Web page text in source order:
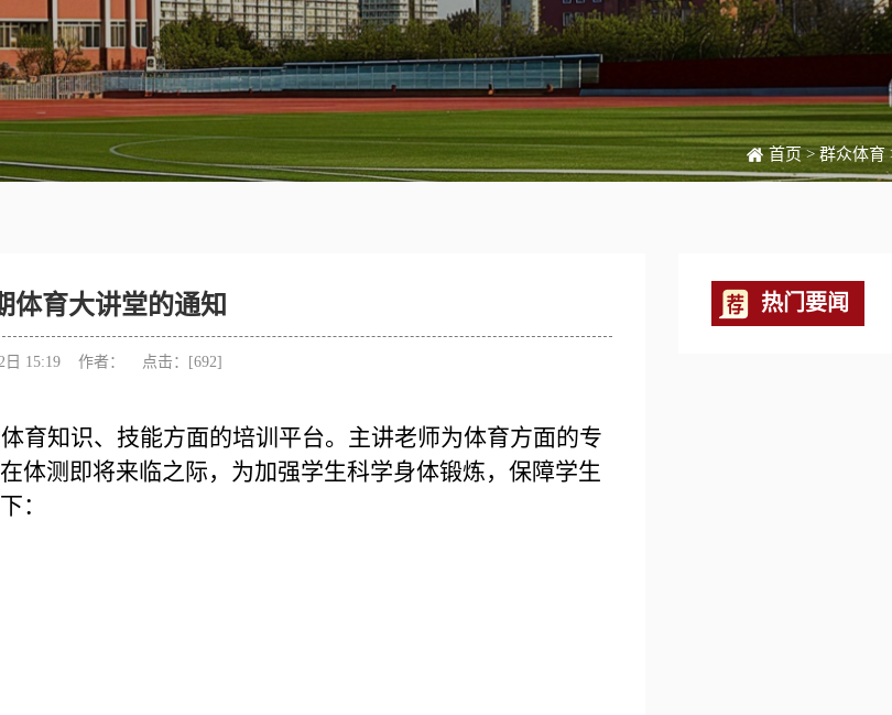
首页>群众体育
体育大讲堂的通知
日 15:19 作者： 点击：[692]
育知识、技能方面的培训平台。主讲老师为体育方面的专
体测即将来临之际，为加强学生科学身体锻炼，保障学生
：
热门要闻